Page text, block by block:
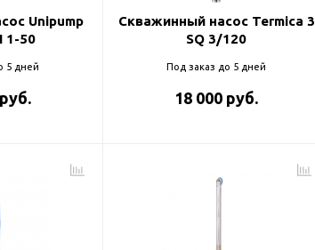
Unipump
1-50
5 дней
Скважинный насос Termica 3
SQ 3/120
Под заказ до 5 дней
18 000 руб.